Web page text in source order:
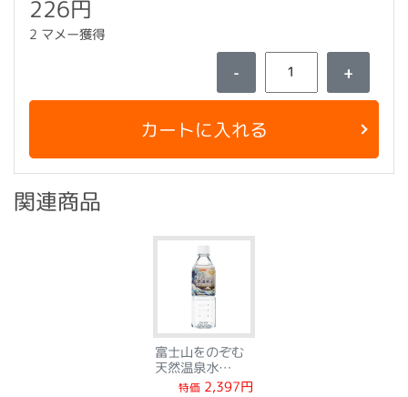
226円
2 マメー獲得
- +
カートに入れる
関連商品
富士山をのぞむ
天然温泉水
500ml×12本
特価 2,397円